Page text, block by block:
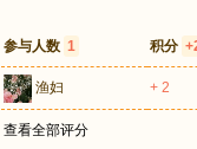
参与人数 1 积分
渔妇 + 2
查看全部评分